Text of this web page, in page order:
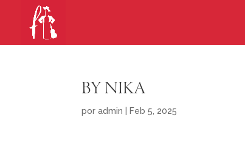
BY NIKA
poradmin Feb 5, 2025